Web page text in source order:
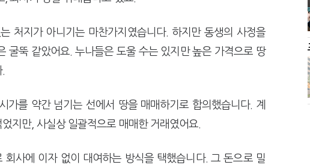
처지가 아니기는 마찬가지였습니다. 하지만 동생의 사정을
굴뚝 같았어요. 누나들은 도울 수는 있지만 높은 가격으로 땅
가를 약간 넘기는 선에서 땅을 매매하기로 합의했습니다. 계
지만, 사실상 일괄적으로 매매한 거래였어요.
회사에 이자 없이 대여하는 방식을 택했습니다. 그 돈으로 밀